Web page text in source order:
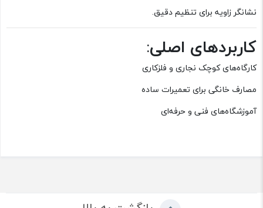
نشانگر زاویه برای تنظیم دقیق.
کاربردهای اصلی:
کارگاه‌های کوچک نجاری و فلزکاری
مصارف خانگی برای تعمیرات ساده
آموزشگاه‌های فنی و حرفه‌ای